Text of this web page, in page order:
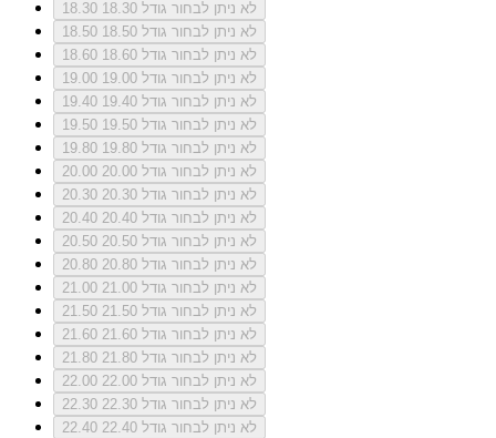
18.30
לא ניתן לבחור גודל 18.30
18.50
לא ניתן לבחור גודל 18.50
18.60
לא ניתן לבחור גודל 18.60
19.00
לא ניתן לבחור גודל 19.00
19.40
לא ניתן לבחור גודל 19.40
19.50
לא ניתן לבחור גודל 19.50
19.80
לא ניתן לבחור גודל 19.80
20.00
לא ניתן לבחור גודל 20.00
20.30
לא ניתן לבחור גודל 20.30
20.40
לא ניתן לבחור גודל 20.40
20.50
לא ניתן לבחור גודל 20.50
20.80
לא ניתן לבחור גודל 20.80
21.00
לא ניתן לבחור גודל 21.00
21.50
לא ניתן לבחור גודל 21.50
21.60
לא ניתן לבחור גודל 21.60
21.80
לא ניתן לבחור גודל 21.80
22.00
לא ניתן לבחור גודל 22.00
22.30
לא ניתן לבחור גודל 22.30
22.40
לא ניתן לבחור גודל 22.40